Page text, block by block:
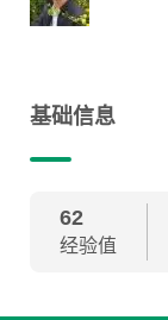
基础信息
62
经验值